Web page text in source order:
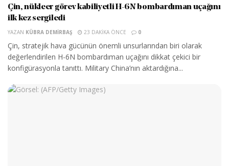
Çin, nükleer görev kabiliyetli H-6N bombardıman uçağını
ilk kez sergiledi
YAZAN KÜBRA DEMIRBAŞ 23 DAKIKA ÖNCE 0
Çin, stratejik hava gücünün önemli unsurlarından biri olarak
değerlendirilen H-6N bombardıman uçağını dikkat çekici bir
konfigürasyonla tanıttı. Military China’nın aktardığına...